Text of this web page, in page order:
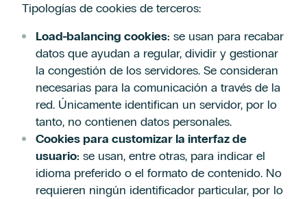
Tipologías de cookies de terceros:
Load-balancing cookies: se usan para recabar
datos que ayudan a regular, dividir y gestionar
la congestión de los servidores. Se consideran
necesarias para la comunicación a través de la
red. Únicamente identifican un servidor, por lo
tanto, no contienen datos personales.
Cookies para customizar la interfaz de
usuario: se usan, entre otras, para indicar el
idioma preferido o el formato de contenido. No
requieren ningún identificador particular, por lo